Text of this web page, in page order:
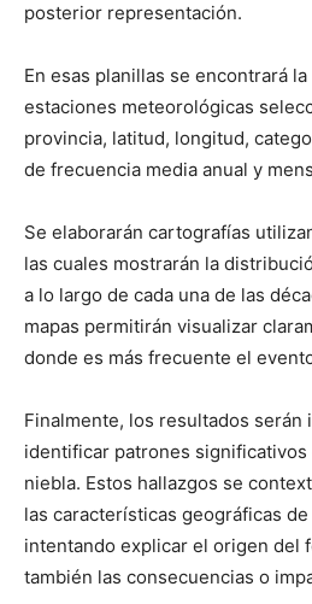
posterior representación.
En esas planillas se encontrará
estaciones meteorológicas
provincia, latitud, longitud,
de frecuencia media anual y
Se elaborarán cartografías
las cuales mostrarán la
a lo largo de cada una de las
mapas permitirán visualizar
donde es más frecuente el
Finalmente, los resultados serán
identificar patrones
niebla. Estos hallazgos se
las características geográficas
intentando explicar el origen del
también las consecuencias o